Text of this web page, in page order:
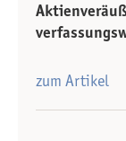
zum Artikel